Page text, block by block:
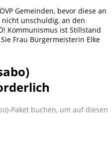
Gemeinden, bevor diese an
nicht unschuldig, an den
Kommunismus ist Stillstand
Frau Bürgermeisterin Elke
Paket buchen, um auf diesen